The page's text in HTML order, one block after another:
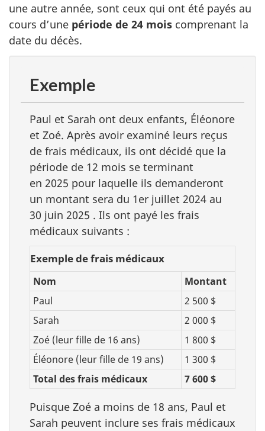
une autre année, sont ceux qui ont été payés au
cours d’une période de 24 mois comprenant la
date du décès.
Exemple
Paul et Sarah ont deux enfants, Éléonore
et Zoé. Après avoir examiné leurs reçus
de frais médicaux, ils ont décidé que la
période de 12 mois se terminant
en 2025 pour laquelle ils demanderont
un montant sera du 1er juillet 2024 au
30 juin 2025 . Ils ont payé les frais
médicaux suivants :
Exemple de frais médicaux
Nom
Montant
Paul
2 500 $
Sarah
2 000 $
Zoé (leur fille de 16 ans)
1 800 $
Éléonore (leur fille de 19 ans)
1 300 $
Total des frais médicaux
7 600 $
Puisque Zoé a moins de 18 ans, Paul et
Sarah peuvent inclure ses frais médicaux